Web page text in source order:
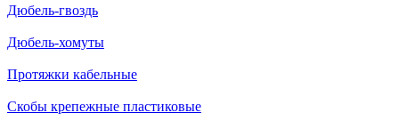
Дюбель-гвоздь
Дюбель-хомуты
Протяжки кабельные
Скобы крепежные пластиковые